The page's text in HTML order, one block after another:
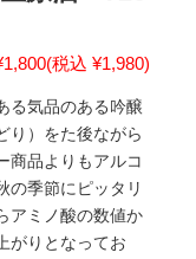
(税込 ¥1,980)
る気品のある吟醸
り）をた後ながら
商品よりもアルコ
の季節にピッタリ
アミノ酸の数値か
がりとなってお